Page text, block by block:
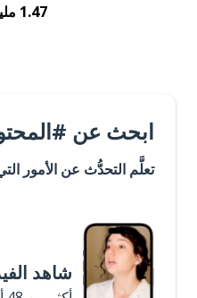
1.47 مليون تقييم
ابحث عن
تعلَّم التحدُّث عن الأمور
شاهد